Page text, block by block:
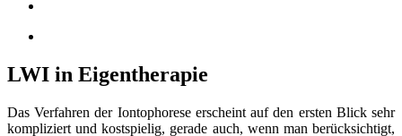
LWI in Eigentherapie
Das Verfahren der Iontophorese erscheint auf den ersten Blick sehr
kompliziert und kostspielig, gerade auch, wenn man berücksichtigt,